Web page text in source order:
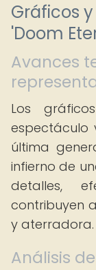
Gráficos
'Doom
Avances
Los
espectáculo
última
infierno de
detalles,
contribuyen
y aterradora.
Análisis